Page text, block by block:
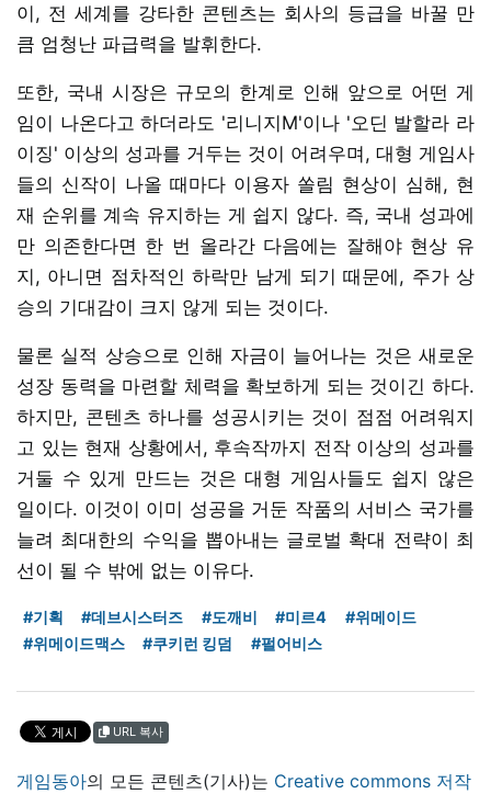
이, 전 세계를 강타한 콘텐츠는 회사의 등급을 바꿀 만
큼 엄청난 파급력을 발휘한다.
또한, 국내 시장은 규모의 한계로 인해 앞으로 어떤 게
임이 나온다고 하더라도 '리니지M'이나 '오딘 발할라 라
이징' 이상의 성과를 거두는 것이 어려우며, 대형 게임사
들의 신작이 나올 때마다 이용자 쏠림 현상이 심해, 현
재 순위를 계속 유지하는 게 쉽지 않다. 즉, 국내 성과에
만 의존한다면 한 번 올라간 다음에는 잘해야 현상 유
지, 아니면 점차적인 하락만 남게 되기 때문에, 주가 상
승의 기대감이 크지 않게 되는 것이다.
물론 실적 상승으로 인해 자금이 늘어나는 것은 새로운
성장 동력을 마련할 체력을 확보하게 되는 것이긴 하다.
하지만, 콘텐츠 하나를 성공시키는 것이 점점 어려워지
고 있는 현재 상황에서, 후속작까지 전작 이상의 성과를
거둘 수 있게 만드는 것은 대형 게임사들도 쉽지 않은
일이다. 이것이 이미 성공을 거둔 작품의 서비스 국가를
늘려 최대한의 수익을 뽑아내는 글로벌 확대 전략이 최
선이 될 수 밖에 없는 이유다.
#기획 #데브시스터즈 #도깨비 #미르4
#위메이드
#위메이드맥스
#쿠키런 킹덤 #펄어비스
URL 복사
게임동아의 모든 콘텐츠(기사)는 Creative commons 저작